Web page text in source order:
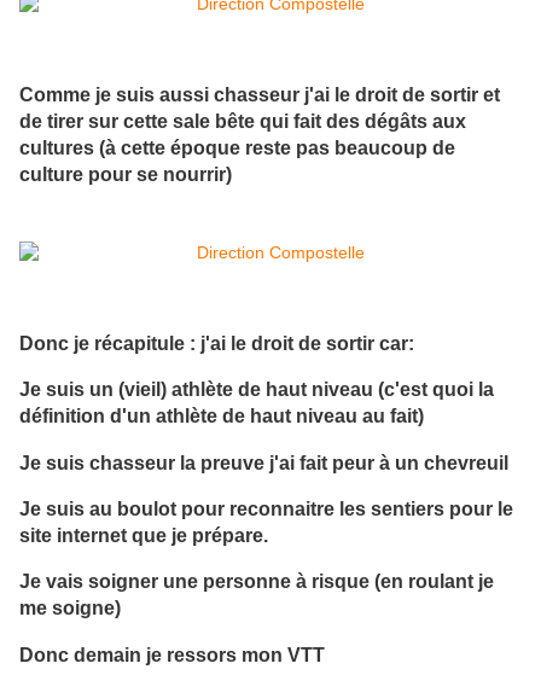
Comme je suis aussi chasseur j'ai le droit de sortir et
de tirer sur cette sale bête qui fait des dégâts aux
cultures (à cette époque reste pas beaucoup de
culture pour se nourrir)
Donc je récapitule : j'ai le droit de sortir car:
Je suis un (vieil) athlète de haut niveau (c'est quoi la
définition d'un athlète de haut niveau au fait)
Je suis chasseur la preuve j'ai fait peur à un chevreuil
Je suis au boulot pour reconnaitre les sentiers pour le
site internet que je prépare.
Je vais soigner une personne à risque (en roulant je
me soigne)
Donc demain je ressors mon VTT